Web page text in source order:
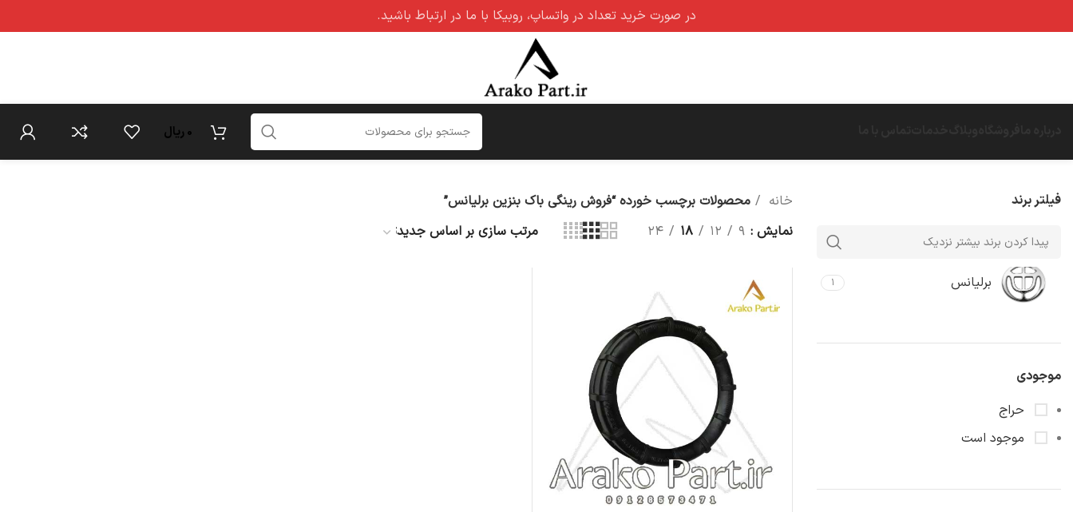
0 ریال
فیلتر برند
برلیانس ۱
موجودی
حراج
موجود است
خانه
محصولات برچسب خورده “فروش رینگی باک بنزین برلیانس”
نمایش
۹ ۱۲ ۱۸ ۲۴
در صورت خرید تعداد در واتساپ، روبیکا با ما در ارتباط باشید.